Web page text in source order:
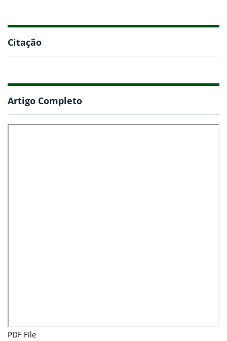
Citação
Artigo Completo
PDF File